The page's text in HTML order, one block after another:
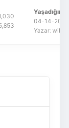
04-14-
Yazar: